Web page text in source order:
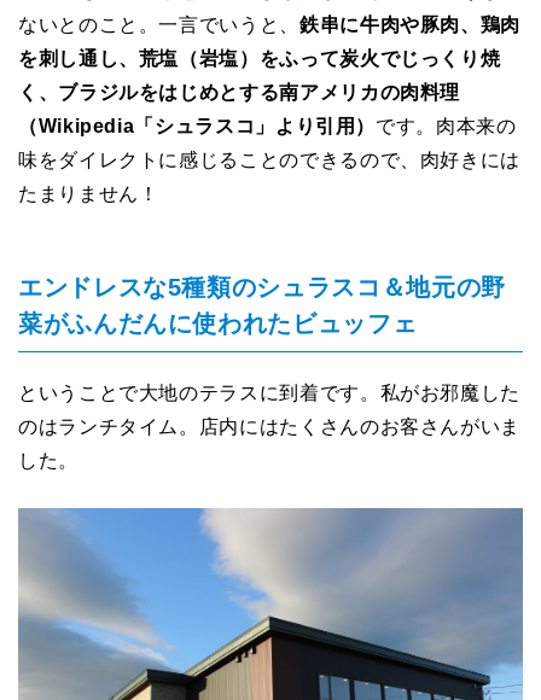
ないとのこと。一言でいうと、 鉄串に牛肉や豚肉、鶏肉
を刺し通し、荒塩（岩塩）をふって炭火でじっくり焼
く、ブラジルをはじめとする南アメリカの肉料理
（Wikipedia「シュラスコ」より引用） です。肉本来の
味をダイレクトに感じることのできるので、肉好きには
たまりません！
エンドレスな5種類のシュラスコ＆地元の野
菜がふんだんに使われたビュッフェ
ということで大地のテラスに到着です。私がお邪魔した
のはランチタイム。店内にはたくさんのお客さんがいま
した。